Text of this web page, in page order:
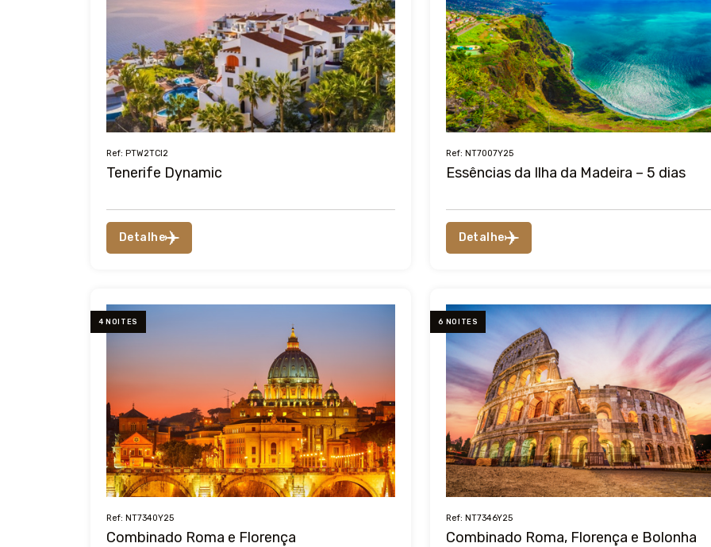
Ref: PTW2TCI2
Tenerife Dynamic
Detalhe
Ref: NT7007Y25
Essências da Ilha da Madeira – 5 dias
Detalhe
4 NOITES
Ref: NT7340Y25
Combinado Roma e Florença
6 NOITES
Ref: NT7346Y25
Combinado Roma, Florença e Bolonha